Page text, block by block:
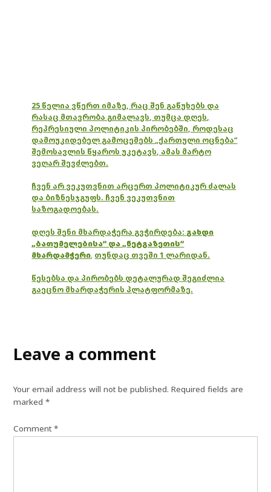
25 წელია ვწერთ იმაზე, რაც შენ გაწუხებს და
რასაც მთავრობა გიმალავს, თუმცა დღეს,
რეპრესიული პოლიტიკის პირობებში, როდესაც
დამოუკიდებელ გამოცემებს „ქართული ოცნება“
შემოსავლის წყაროს უკეტავს, ამას მარტო
ვეღარ შევძლებთ.
ჩვენ არ ვეკუთვნით არცერთ პოლიტიკურ ძალას
და ბიზნესჯგუფს. ჩვენ ვეკუთვნით
საზოგადოებას.
დღეს შენი მხარდაჭერა გვჭირდება: გახდი
„ბათუმელებისა“ და „ნეტგაზეთის“
მხარდამჭერი, თუნდაც თვეში 1 ლარიდან.
წესებსა და პირობებს დეტალურად შეგიძლია
გაეცნო მხარდაჭერის პლატფორმაზე.
Leave a comment
Your email address will not be published. Required fields are
marked*
Comment*